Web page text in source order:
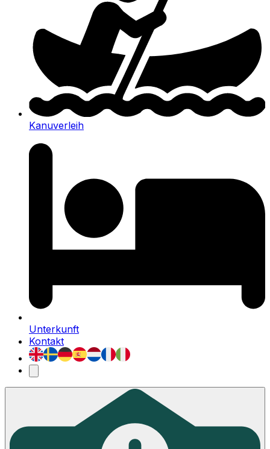
Kanuverleih
Unterkunft
Kontakt